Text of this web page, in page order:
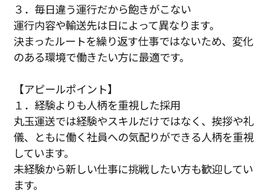
３．毎日違う運行だから飽きがこない
運行内容や輸送先は日によって異なります。
決まったルートを繰り返す仕事ではないため、変化
のある環境で働きたい方に最適です。
【アピールポイント】
１．経験よりも人柄を重視した採用
丸玉運送では経験やスキルだけではなく、挨拶や礼
儀、ともに働く社員への気配りができる人柄を重視
しています。
未経験から新しい仕事に挑戦したい方も歓迎してい
ます。